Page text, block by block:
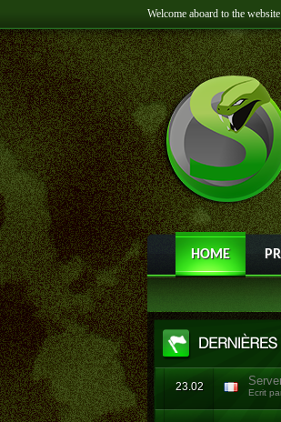
Welcome aboard to the
HOME
23.02 Ecrit